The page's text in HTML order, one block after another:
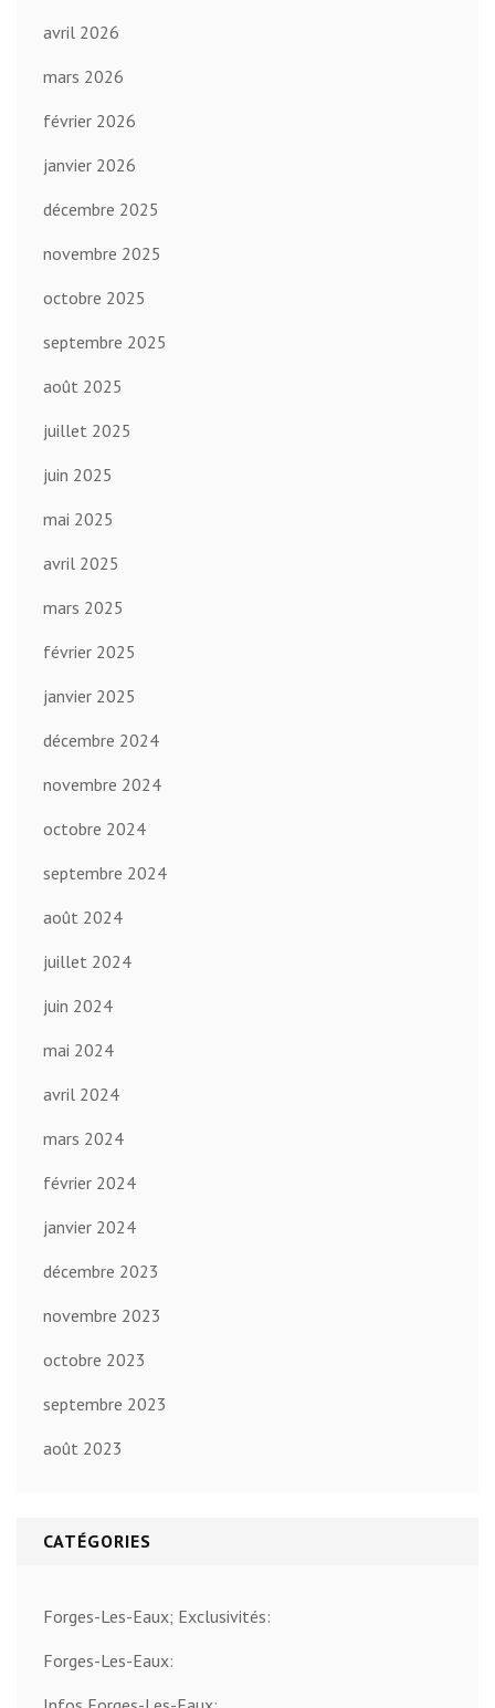
avril 2026
mars 2026
février 2026
janvier 2026
décembre 2025
novembre 2025
octobre 2025
septembre 2025
août 2025
juillet 2025
juin 2025
mai 2025
avril 2025
mars 2025
février 2025
janvier 2025
décembre 2024
novembre 2024
octobre 2024
septembre 2024
août 2024
juillet 2024
juin 2024
mai 2024
avril 2024
mars 2024
février 2024
janvier 2024
décembre 2023
novembre 2023
octobre 2023
septembre 2023
août 2023
CATÉGORIES
Forges-Les-Eaux; Exclusivités:
Forges-Les-Eaux: